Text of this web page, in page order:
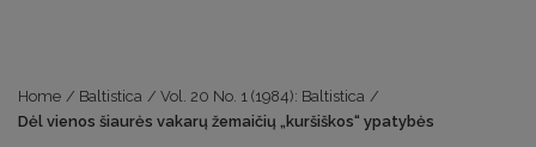
Home / Baltistica / Vol. 20 No. 1 (1984): Baltistica /
Dėl vienos šiaurės vakarų žemaičių „kuršiškos“ ypatybės